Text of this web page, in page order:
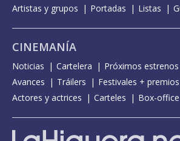
Artistas y grupos
Portadas Listas
CINEMANÍA
Noticias Cartelera Próximos estrenos
Avances
Tráilers
Festivales + premios
Actores y actrices
Carteles Box-office